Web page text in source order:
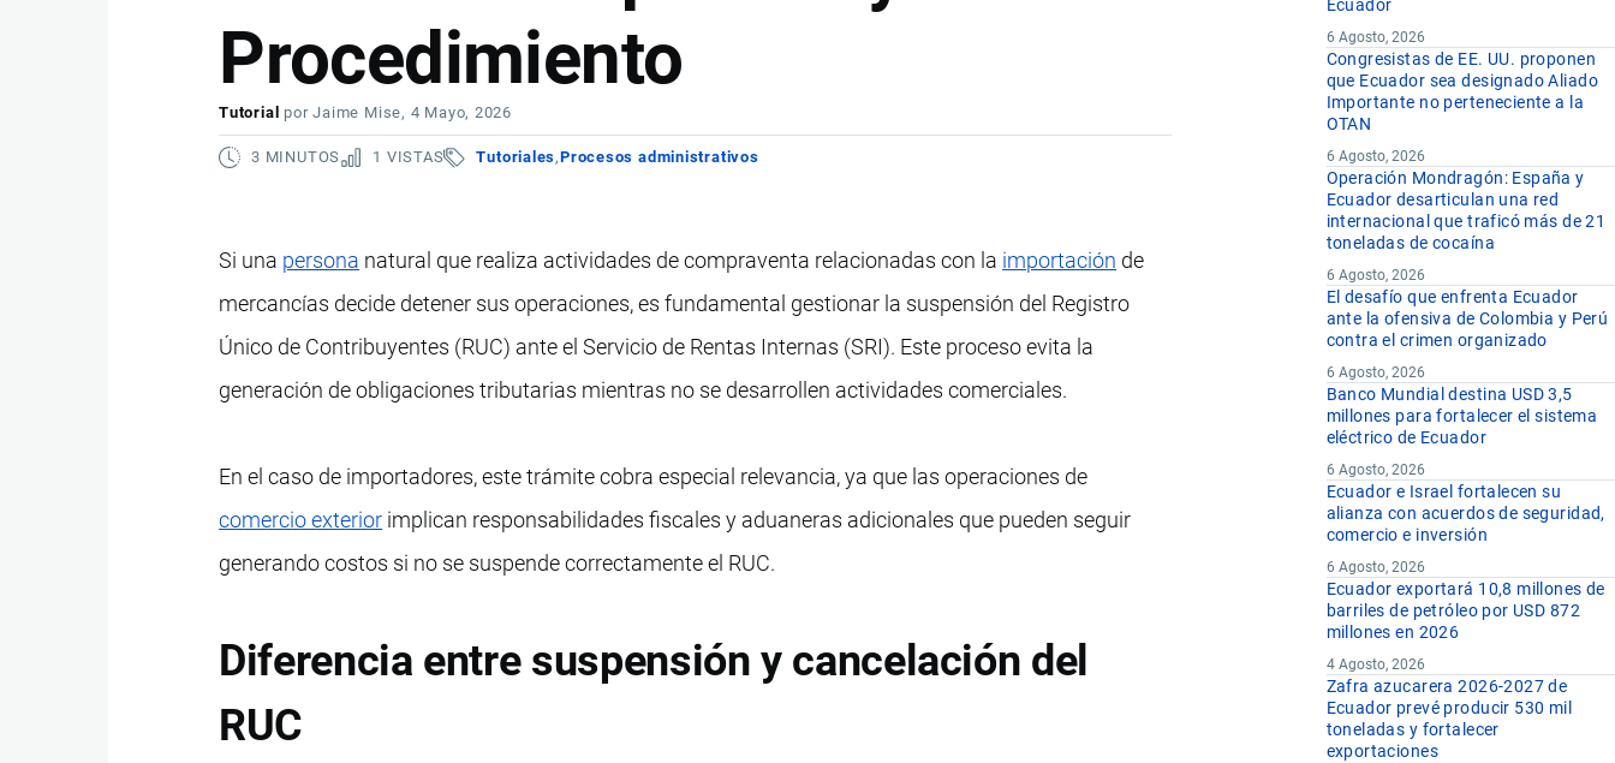
Procedimiento
Tutorial porJaime Mise, 4 Mayo, 2026
3 MINUTOS 1 VISTAS Tutoriales Procesos administrativos
Si una persona natural que realiza actividades de compraventa relacionadas con la importación de
mercancías decide detener sus operaciones, es fundamental gestionar la suspensión del Registro
Único de Contribuyentes (RUC) ante el Servicio de Rentas Internas (SRI). Este proceso evita la
generación de obligaciones tributarias mientras no se desarrollen actividades comerciales.
En el caso de importadores, este trámite cobra especial relevancia, ya que las operaciones de
comercio exterior implican responsabilidades fiscales y aduaneras adicionales que pueden seguir
generando costos si no se suspende correctamente el RUC.
Diferencia entre suspensión y cancelación del
RUC
Ecuador
6 Agosto, 2026
Congresistas de EE. UU. proponen
que Ecuador sea designado Aliado
Importante no perteneciente a la
OTAN
6 Agosto, 2026
Operación Mondragón: España y
Ecuador desarticulan una red
internacional que traficó más de 21
toneladas de cocaína
6 Agosto, 2026
El desafío que enfrenta Ecuador
ante la ofensiva de Colombia y Perú
contra el crimen organizado
6 Agosto, 2026
Banco Mundial destina USD 3,5
millones para fortalecer el sistema
eléctrico de Ecuador
6 Agosto, 2026
Ecuador e Israel fortalecen su
alianza con acuerdos de seguridad,
comercio e inversión
6 Agosto, 2026
Ecuador exportará 10,8 millones de
barriles de petróleo por USD 872
millones en 2026
4 Agosto, 2026
Zafra azucarera 2026-2027 de
Ecuador prevé producir 530 mil
toneladas y fortalecer
exportaciones